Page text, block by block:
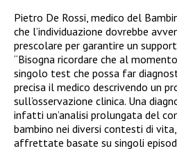
Pietro De Rossi, medico del
che l’individuazione dovrebbe
prescolare per garantire un
“Bisogna ricordare che al
singolo test che possa far
precisa il medico descrivendo un
sull’osservazione clinica. Una
infatti un’analisi prolungata del
bambino nei diversi contesti di
affrettate basate su singoli